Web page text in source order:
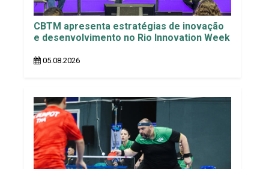
CBTM apresenta estratégias de inovação
e desenvolvimento no Rio Innovation Week
05.08.2026